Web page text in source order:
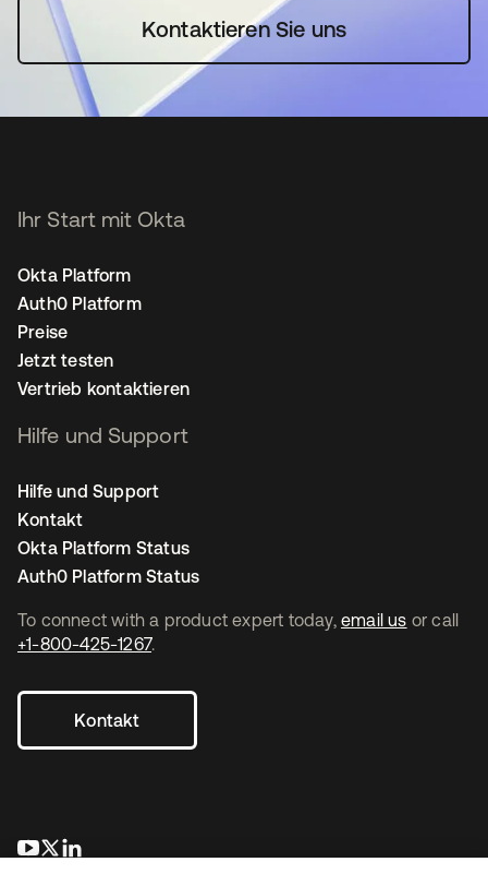
Kontaktieren Sie uns
To connect with a product expert today, email us or call
+1-800-425-1267.
Kontakt
wird in einer neuen Registerkarte geöffnet
wird in einer neuen Registerkarte geöffnet
Ihr Start mit Okta
Okta Platform
Auth0 Platform
Preise
Jetzt testen
Vertrieb kontaktieren
Hilfe und Support
Hilfe und Support
Kontakt
Okta Platform Status
Auth0 Platform Status